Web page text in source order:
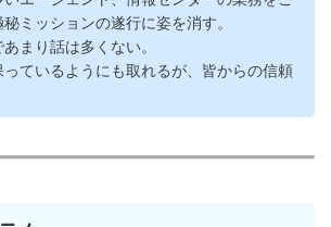
ミッションの遂行に姿を消す。
まり話は多くない。
ているようにも取れるが、皆からの信頼